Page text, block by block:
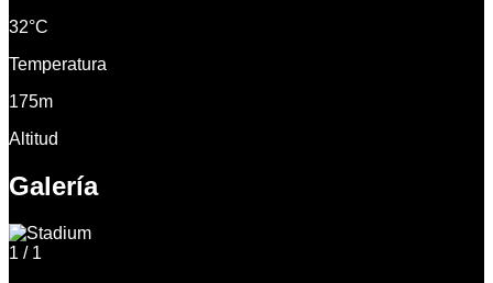
32°C
Temperatura
175m
Altitud
Galería
1 / 1